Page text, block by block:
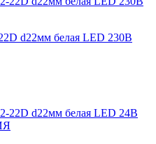
d22мм белая LED 230В